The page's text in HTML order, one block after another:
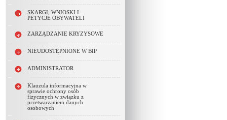
SKARGI, WNIOSKI I
PETYCJE OBYWATELI
ZARZĄDZANIE KRYZYSOWE
NIEUDOSTĘPNIONE W BIP
ADMINISTRATOR
Klauzula informacyjna w
sprawie ochrony osób
fizycznych w związku z
przetwarzaniem danych
osobowych